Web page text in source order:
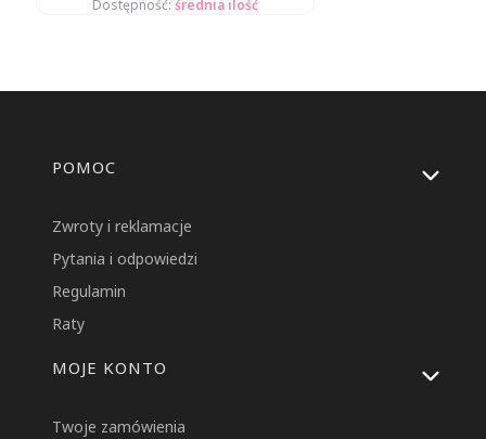
Dostępność: średnia ilość
Linki w stopce
POMOC
Zwroty i reklamacje
Pytania i odpowiedzi
Regulamin
Raty
MOJE KONTO
Twoje zamówienia